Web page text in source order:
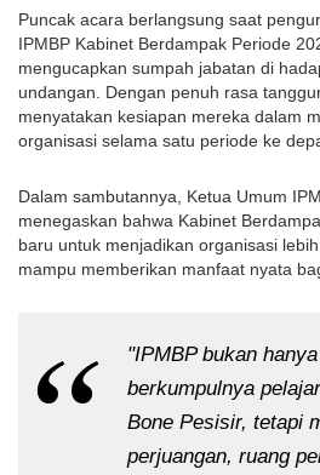
Puncak acara berlangsung saat
IPMBP Kabinet Berdampak Periode
mengucapkan sumpah jabatan di
undangan. Dengan penuh rasa
menyatakan kesiapan mereka dalam
organisasi selama satu periode ke
Dalam sambutannya, Ketua Umum
menegaskan bahwa Kabinet
baru untuk menjadikan organisasi
mampu memberikan manfaat nyata
"IPMBP bukan
berkumpulnya
Bone Pesisir, tetapi
perjuangan, ruang